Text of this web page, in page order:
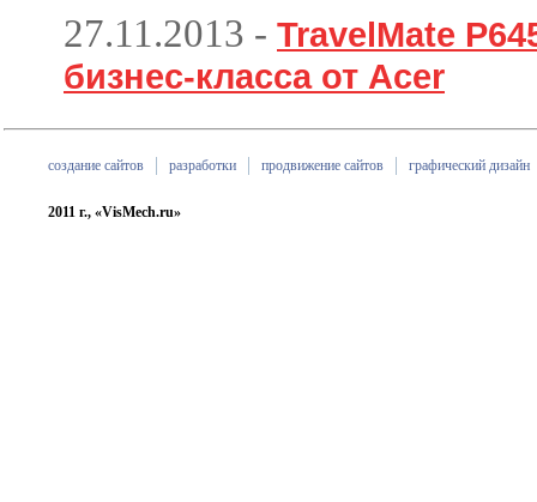
27.11.2013 - TravelMate
бизнес-класса от Acer
создание сайтов разработки продвижение сайтов графический дизайн
2011 г., «VisMech.ru»